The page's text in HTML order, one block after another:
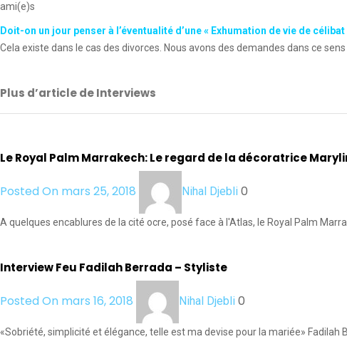
ami(e)s
Doit-on un jour penser à l’éventualité d’une « Exhumation de vie de
Cela existe dans le cas des divorces. Nous avons des demandes dans ce
Plus d’article de Interviews
Le Royal Palm Marrakech: Le regard de la décoratrice
Posted On mars 25, 2018 Nihal Djebli 0
A quelques encablures de la cité ocre, posé face à l'Atlas, le Royal Palm
Interview Feu Fadilah Berrada – Styliste
Posted On mars 16, 2018 Nihal Djebli 0
«Sobriété, simplicité et élégance, telle est ma devise pour la mariée» Fadilah